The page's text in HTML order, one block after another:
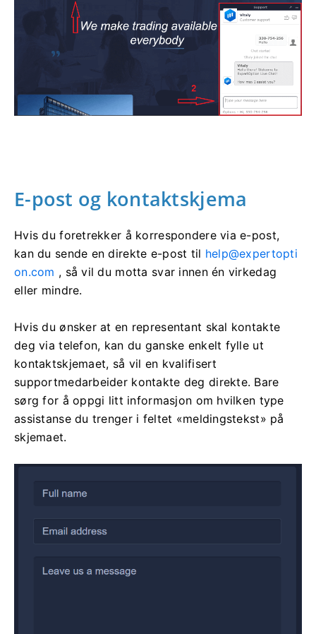
E-post og kontaktskjema
Hvis du foretrekker å korrespondere via e-post,
kan du sende en direkte e-post til help@expertopti
on.com , så vil du motta svar innen én virkedag
eller mindre.
Hvis du ønsker at en representant skal kontakte
deg via telefon, kan du ganske enkelt fylle ut
kontaktskjemaet, så vil en kvalifisert
supportmedarbeider kontakte deg direkte. Bare
sørg for å oppgi litt informasjon om hvilken type
assistanse du trenger i feltet «meldingstekst» på
skjemaet.